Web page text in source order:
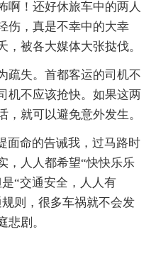
啊！还好休旅车中的两人
伤，真是不幸中的大幸
被各大媒体大张挞伐。
疏失。首都客运的司机不
机不应该抢快。如果这两
就可以避免意外发生。
面命的告诫我，过马路时
，人人都希望“快快乐乐
“交通安全，人人有
则，很多车祸就不会发
悲剧。